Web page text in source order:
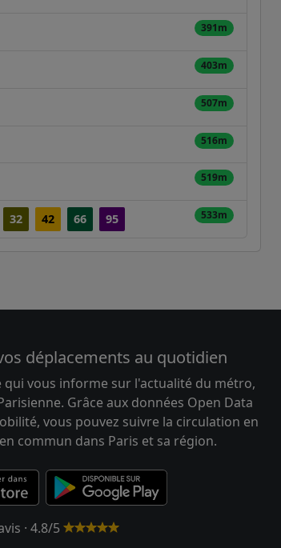
391m
403m
507m
516m
519m
32 42 66 95 533m
déplacements au quotidien
qui vous informe sur l'actualité du métro,
Grâce aux données Open Data
vous pouvez suivre la circulation en
commun dans Paris et sa région.
· 4.8/5